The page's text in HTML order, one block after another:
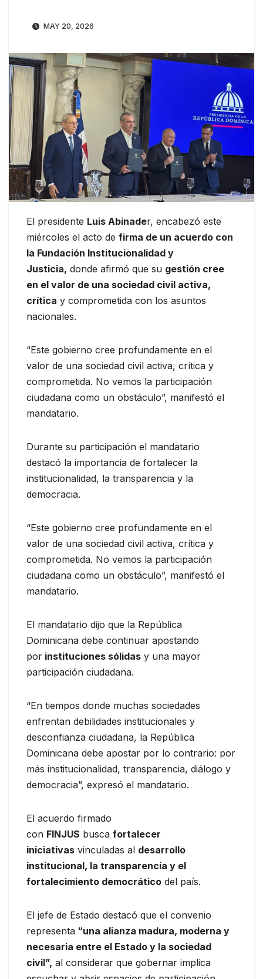
MAY 20, 2026
El presidente Luis Abinader, encabezó este
miércoles el acto de firma de un acuerdo con
la Fundación Institucionalidad y
Justicia, donde afirmó que su gestión cree
en el valor de una sociedad civil activa,
crítica y comprometida con los asuntos
nacionales.
“Este gobierno cree profundamente en el
valor de una sociedad civil activa, crítica y
comprometida. No vemos la participación
ciudadana como un obstáculo”, manifestó el
mandatario.
Durante su participación el mandatario
destacó la importancia de fortalecer la
institucionalidad, la transparencia y la
democracia.
“Este gobierno cree profundamente en el
valor de una sociedad civil activa, crítica y
comprometida. No vemos la participación
ciudadana como un obstáculo”, manifestó el
mandatario.
El mandatario dijo que la República
Dominicana debe continuar apostando
por instituciones sólidas y una mayor
participación ciudadana.
“En tiempos donde muchas sociedades
enfrentan debilidades institucionales y
desconfianza ciudadana, la República
Dominicana debe apostar por lo contrario: por
más institucionalidad, transparencia, diálogo y
democracia”, expresó el mandatario.
El acuerdo firmado
con FINJUS busca fortalecer
iniciativas vinculadas al desarrollo
institucional, la transparencia y el
fortalecimiento democrático del país.
El jefe de Estado destacó que el convenio
representa “una alianza madura, moderna y
necesaria entre el Estado y la sociedad
civil”, al considerar que gobernar implica